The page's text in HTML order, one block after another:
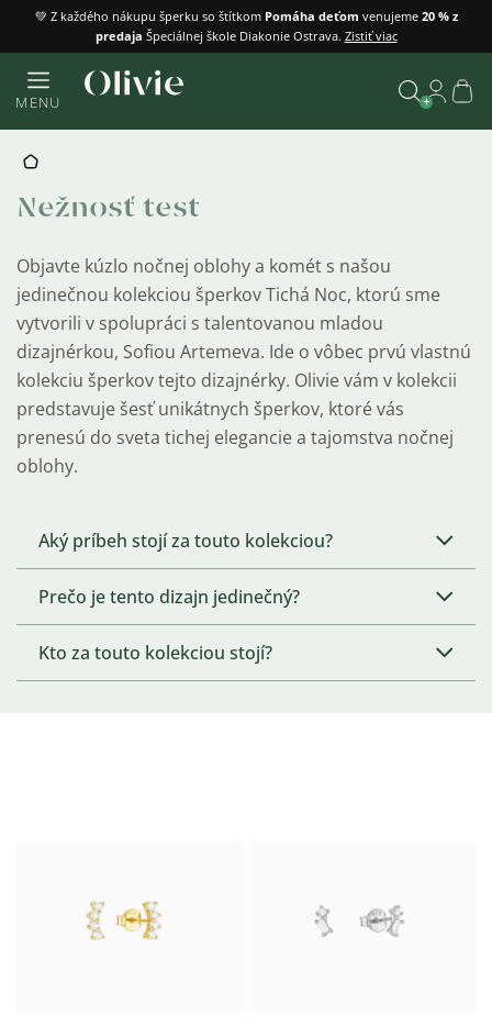
Prejsť
obsah
💚 Z každého nákupu šperku so štítkom Pomáha deťom venujeme 20 % z
predaja Špeciálnej škole Diakonie Ostrava. Zistiť viac
MENU
DOMOV
Nežnosť test
Objavte kúzlo nočnej oblohy a komét s našou
jedinečnou kolekciou šperkov Tichá Noc, ktorú sme
vytvorili v spolupráci s talentovanou mladou
dizajnérkou, Sofiou Artemeva. Ide o vôbec prvú vlastnú
kolekciu šperkov tejto dizajnérky. Olivie vám v kolekcii
predstavuje šesť unikátnych šperkov, ktoré vás
prenesú do sveta tichej elegancie a tajomstva nočnej
oblohy.
Aký príbeh stojí za touto kolekciou?
Prečo je tento dizajn jedinečný?
Kto za touto kolekciou stojí?